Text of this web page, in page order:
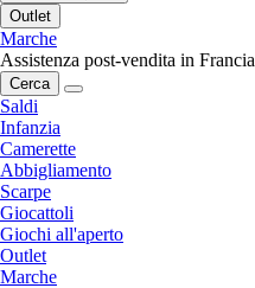
Outlet
Marche
Assistenza post-vendita in Francia
Cerca
Saldi
Infanzia
Camerette
Abbigliamento
Scarpe
Giocattoli
Giochi all'aperto
Outlet
Marche